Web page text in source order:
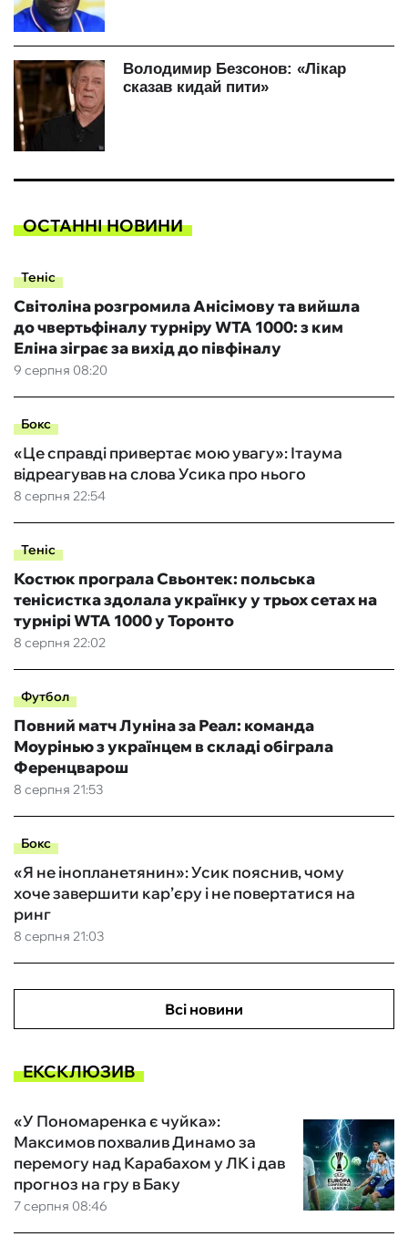
ОСТАННІ НОВИНИ
Теніс
9 серпня 08:20
Світоліна розгромила Анісімову та вийшла
до чвертьфіналу турніру WTA 1000: з ким
Еліна зіграє за вихід до півфіналу
Бокс
8 серпня 22:54
«Це справді привертає мою увагу»: Ітаума
відреагував на слова Усика про нього
Теніс
8 серпня 22:02
Костюк програла Свьонтек: польська
тенісистка здолала українку у трьох сетах на
турнірі WTA 1000 у Торонто
Футбол
8 серпня 21:53
Повний матч Луніна за Реал: команда
Моурінью з українцем в складі обіграла
Ференцварош
Бокс
8 серпня 21:03
«Я не інопланетянин»: Усик пояснив, чому
хоче завершити кар’єру і не повертатися на
ринг
Всі новини
ЕКСКЛЮЗИВ
7 серпня 08:46
«У Пономаренка є чуйка»:
Максимов похвалив Динамо за
перемогу над Карабахом у ЛК і дав
прогноз на гру в Баку